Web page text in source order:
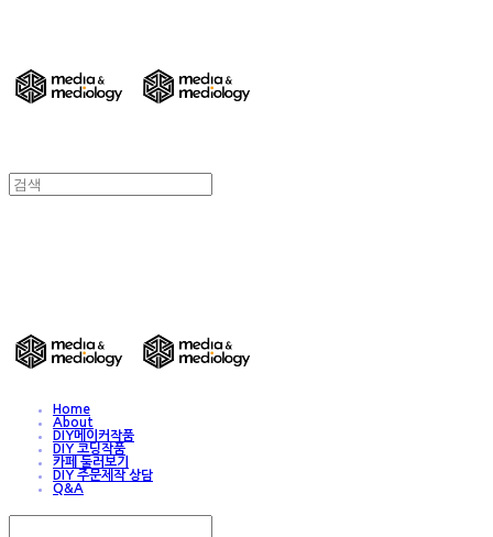
Home
About
DIY메이커작품
DIY 코딩작품
카페 둘러보기
DIY 주문제작 상담
Q&A